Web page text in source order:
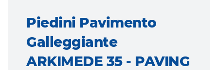
Piedini Pavimento
Galleggiante
ARKIMEDE 35 - PAVING